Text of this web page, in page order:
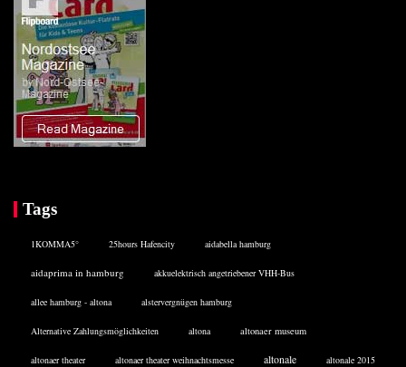
Tags
1KOMMA5° 25hours Hafencity aidabella hamburg
aidaprima in hamburg akkuelektrisch angetriebener VHH-Bus
allee hamburg - altona alstervergnügen hamburg
Alternative Zahlungsmöglichkeiten altona altonaer museum
altonaer theater altonaer theater weihnachtsmesse altonale altonale 2015